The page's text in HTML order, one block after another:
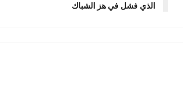
الذي فشل في هز الشباك